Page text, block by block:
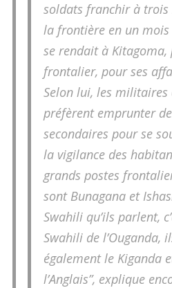
soldats franchir à trois
la frontière en un mois
se rendait à Kitagoma,
frontalier, pour ses
Selon lui, les militaires
préfèrent emprunter
secondaires pour se
la vigilance des
grands postes
sont Bunagana et
Swahili qu’ils parlent,
Swahili de l’Ouganda,
également le Kiganda
l’Anglais”, explique